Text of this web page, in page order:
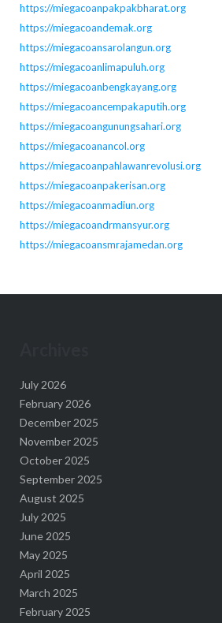
https://miegacoanpakpakbharat.org
https://miegacoandemak.org
https://miegacoansarolangun.org
https://miegacoanlimapuluh.org
https://miegacoanbengkayang.org
https://miegacoancempakaputih.org
https://miegacoangunungsahari.org
https://miegacoanancol.org
https://miegacoanpahlawanrevolusi.org
https://miegacoanpakerisan.org
https://miegacoanmadiun.org
https://miegacoandrmansyur.org
https://miegacoansmrajamedan.org
July 2026
February 2026
December 2025
November 2025
October 2025
September 2025
August 2025
July 2025
June 2025
May 2025
April 2025
March 2025
February 2025